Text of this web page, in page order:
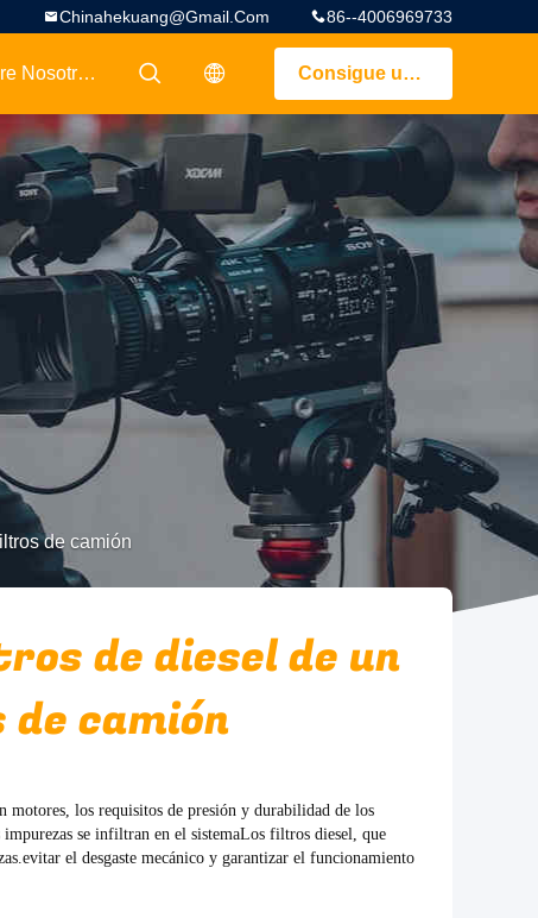
86--4006969733
Chinahekuang@gmail.com
Consigue una cotización
描述
描述
Sobre Nosotros
de camión
de diesel de un
camión
motores, los requisitos de presión y durabilidad de los
se infiltran en el sistemaLos filtros diesel, que
el desgaste mecánico y garantizar el funcionamiento